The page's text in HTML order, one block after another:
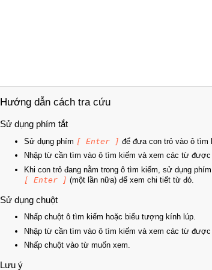
Hướng dẫn cách tra cứu
Sử dụng phím tắt
Sử dụng phím [ Enter ] để đưa con trỏ vào ô tìm
Nhập từ cần tìm vào ô tìm kiếm và xem các từ
Khi con trỏ đang nằm trong ô tìm kiếm, sử dụng
[ Enter ] (một lần nữa) để xem chi tiết từ đó.
Sử dụng chuột
Nhấp chuột ô tìm kiếm hoặc biểu tượng kính lúp.
Nhập từ cần tìm vào ô tìm kiếm và xem các từ được
Nhấp chuột vào từ muốn xem.
Lưu ý